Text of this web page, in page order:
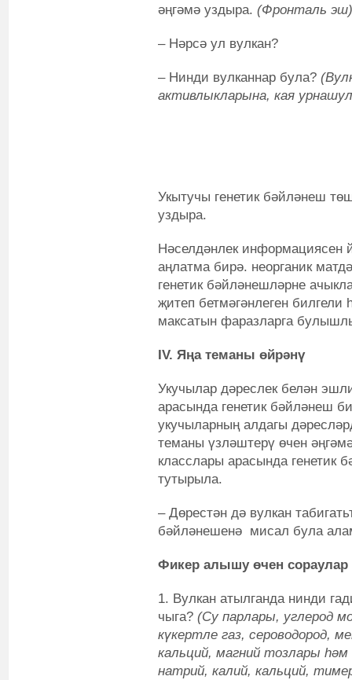
әңгәмә уздыра. (Фронталь эш)
– Нәрсә ул вулкан?
– Нинди вулканнар була?
активлыкларына, кая
Укытучы генетик бәйләнеш
уздыра.
Нәселдәнлек информациясен
аңлатма бирә. неорганик
генетик бәйләнешләрне
җитеп бетмәгәнлеген
максатын фаразларга
IV. Яңа теманы өйрәнү
Укучылар дәреслек белән
арасында генетик бәйләнеш
укучыларның алдагы
теманы үзләштерү өчен
класслары арасында генетик
тутырыла.
– Дөрестән дә вулкан
бәйләнешенә мисал була
Фикер алышу өчен сораулар
1. Вулкан атылганда нинди
чыга? (Су парлары, углерод
күкертле газ, сероводород,
кальций, магний тозлары
натрий, калий, кальций,